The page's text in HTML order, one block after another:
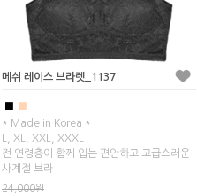
메쉬 레이스 브라렛_1137
■ ■
* Made in Korea *
L, XL, XXL, XXXL
전 연령층이 함께 입는 편안하고 고급스러운
사계절 브라
24,000원